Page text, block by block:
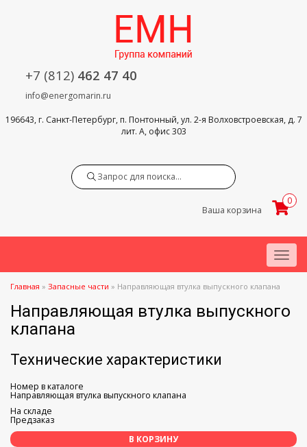
+7 (812) 462 47 40
info@energomarin.ru
196643, г. Санкт-Петербург, п. Понтонный, ул. 2-я Волховстроевская, д. 7
лит. А, офис 303
Ваша корзина
0
Menu
Главная » Запасные части » Направляющая втулка выпускного клапана
Направляющая втулка выпускного
клапана
Технические характеристики
Номер в каталоге
Направляющая втулка выпускного клапана
На складе
Предзаказ
В КОРЗИНУ